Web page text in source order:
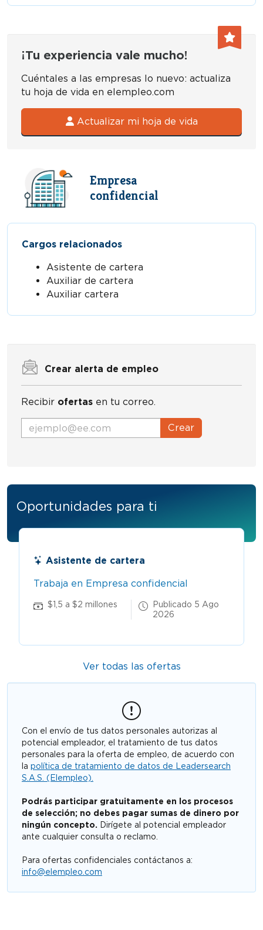
Empresa
confidencial
Cargos relacionados
Asistente de cartera
Auxiliar de cartera
Auxiliar cartera
Crear alerta de empleo
Recibir ofertas en tu correo.
Crear
Oportunidades para ti
Asistente de cartera
Trabaja en Empresa confidencial
$1,5 a $2 millones
Publicado 5 Ago
2026
Ver todas las ofertas
Con el envío de tus datos personales autorizas al
potencial empleador, el tratamiento de tus datos
personales para la oferta de empleo, de acuerdo con
la política de tratamiento de datos de Leadersearch
S.A.S. (Elempleo).
Podrás participar gratuitamente en los procesos
de selección; no debes pagar sumas de dinero por
ningún concepto. Dirígete al potencial empleador
ante cualquier consulta o reclamo.
Para ofertas confidenciales contáctanos a:
info@elempleo.com
¡Tu experiencia vale mucho!
Cuéntales a las empresas lo nuevo: actualiza
tu hoja de vida en elempleo.com
Actualizar mi hoja de vida